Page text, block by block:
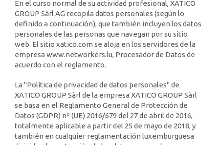
En el curso normal de su actividad profesional, XATICO
GROUP Sàrl AG recopila datos personales (según lo
definido a continuación), que también incluyen los datos
personales de las personas que navegan por su sitio
web. El sitio xatico.com se aloja en los servidores de la
empresa www.networkers.lu, Procesador de Datos de
acuerdo con el reglamento.
La "Política de privacidad de datos personales" de
XATICO GROUP Sàrl de la empresa XATICO GROUP Sàrl
se basa en el Reglamento General de Protección de
Datos (GDPR) nº (UE) 2016/679 del 27 de abril de 2016,
totalmente aplicable a partir del 25 de mayo de 2018, y
también en cualquier reglamentación luxemburguesa